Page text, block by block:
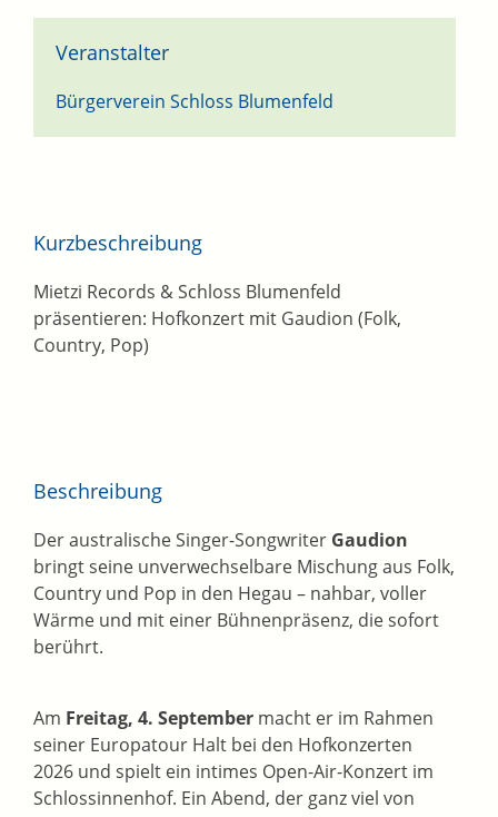
Kurzbeschreibung
Mietzi Records & Schloss Blumenfeld
präsentieren: Hofkonzert mit Gaudion (Folk,
Country, Pop)
Beschreibung
Der australische Singer-Songwriter Gaudion
bringt seine unverwechselbare Mischung aus Folk,
Country und Pop in den Hegau – nahbar, voller
Wärme und mit einer Bühnenpräsenz, die sofort
berührt.
Am Freitag, 4. September macht er im Rahmen
seiner Europatour Halt bei den Hofkonzerten
2026 und spielt ein intimes Open-Air-Konzert im
Schlossinnenhof. Ein Abend, der ganz viel von
Veranstalter
Bürgerverein Schloss Blumenfeld